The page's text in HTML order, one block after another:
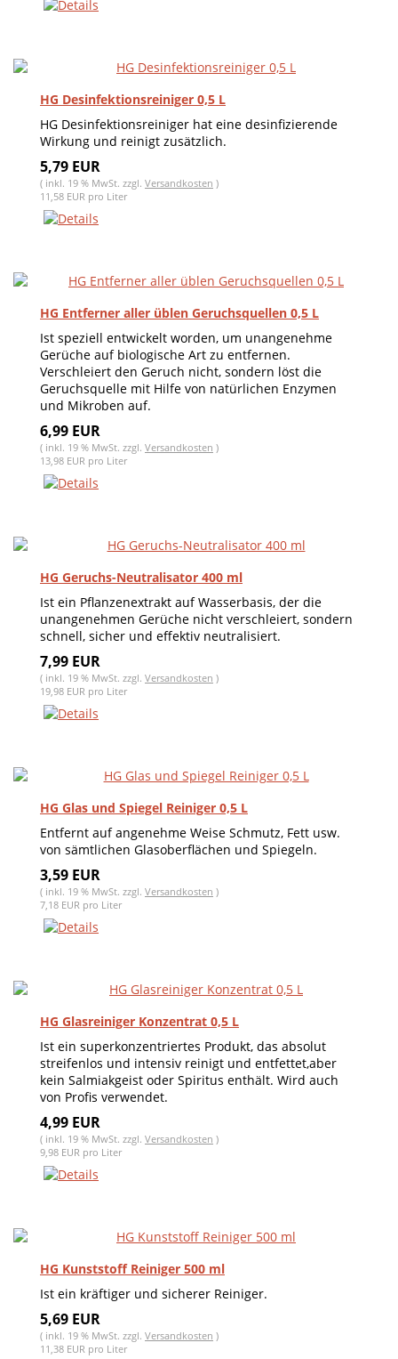
HG Desinfektionsreiniger 0,5 L
HG Desinfektionsreiniger hat eine desinfizierende
Wirkung und reinigt zusätzlich.
5,79 EUR
( inkl. 19 % MwSt. zzgl. Versandkosten )
11,58 EUR pro Liter
HG Entferner aller üblen Geruchsquellen 0,5 L
Ist speziell entwickelt worden, um unangenehme
Gerüche auf biologische Art zu entfernen.
Verschleiert den Geruch nicht, sondern löst die
Geruchsquelle mit Hilfe von natürlichen Enzymen
und Mikroben auf.
6,99 EUR
( inkl. 19 % MwSt. zzgl. Versandkosten )
13,98 EUR pro Liter
HG Geruchs-Neutralisator 400 ml
Ist ein Pflanzenextrakt auf Wasserbasis, der die
unangenehmen Gerüche nicht verschleiert, sondern
schnell, sicher und effektiv neutralisiert.
7,99 EUR
( inkl. 19 % MwSt. zzgl. Versandkosten )
19,98 EUR pro Liter
HG Glas und Spiegel Reiniger 0,5 L
Entfernt auf angenehme Weise Schmutz, Fett usw.
von sämtlichen Glasoberflächen und Spiegeln.
3,59 EUR
( inkl. 19 % MwSt. zzgl. Versandkosten )
7,18 EUR pro Liter
HG Glasreiniger Konzentrat 0,5 L
Ist ein superkonzentriertes Produkt, das absolut
streifenlos und intensiv reinigt und entfettet,aber
kein Salmiakgeist oder Spiritus enthält. Wird auch
von Profis verwendet.
4,99 EUR
( inkl. 19 % MwSt. zzgl. Versandkosten )
9,98 EUR pro Liter
HG Kunststoff Reiniger 500 ml
Ist ein kräftiger und sicherer Reiniger.
5,69 EUR
( inkl. 19 % MwSt. zzgl. Versandkosten )
11,38 EUR pro Liter